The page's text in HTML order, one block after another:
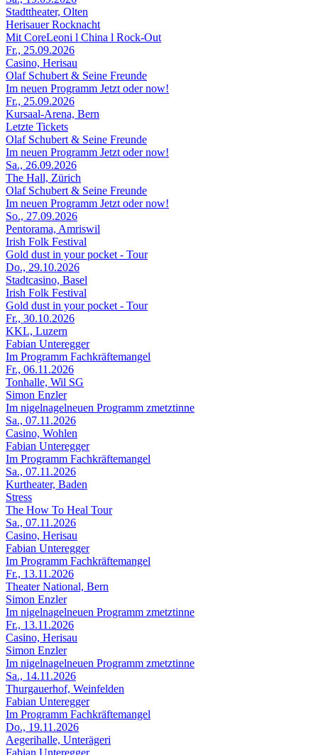
Stadttheater, Olten
Herisauer Rocknacht
Mit CoreLeoni l China l Rock-Out
Fr., 25.09.2026
Casino, Herisau
Olaf Schubert & Seine Freunde
Im neuen Programm Jetzt oder now!
Fr., 25.09.2026
Kursaal-Arena, Bern
Letzte Tickets
Olaf Schubert & Seine Freunde
Im neuen Programm Jetzt oder now!
Sa., 26.09.2026
The Hall, Zürich
Olaf Schubert & Seine Freunde
Im neuen Programm Jetzt oder now!
So., 27.09.2026
Pentorama, Amriswil
Irish Folk Festival
Gold dust in your pocket - Tour
Do., 29.10.2026
Stadtcasino, Basel
Irish Folk Festival
Gold dust in your pocket - Tour
Fr., 30.10.2026
KKL, Luzern
Fabian Unteregger
Im Programm Fachkräftemangel
Fr., 06.11.2026
Tonhalle, Wil SG
Simon Enzler
Im nigelnagelneuen Programm zmetztinne
Sa., 07.11.2026
Casino, Wohlen
Fabian Unteregger
Im Programm Fachkräftemangel
Sa., 07.11.2026
Kurtheater, Baden
Stress
The How To Heal Tour
Sa., 07.11.2026
Casino, Herisau
Fabian Unteregger
Im Programm Fachkräftemangel
Fr., 13.11.2026
Theater National, Bern
Simon Enzler
Im nigelnagelneuen Programm zmetztinne
Fr., 13.11.2026
Casino, Herisau
Simon Enzler
Im nigelnagelneuen Programm zmetztinne
Sa., 14.11.2026
Thurgauerhof, Weinfelden
Fabian Unteregger
Im Programm Fachkräftemangel
Do., 19.11.2026
Aegerihalle, Unterägeri
Fabian Unteregger